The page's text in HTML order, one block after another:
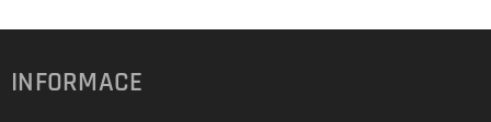
INFORMACE